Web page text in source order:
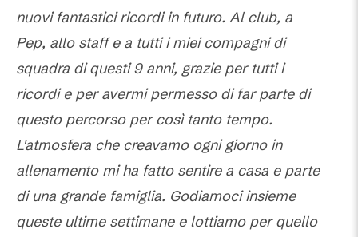
nuovi fantastici ricordi in futuro. Al club, a
Pep, allo staff e a tutti i miei compagni di
squadra di questi 9 anni, grazie per tutti i
ricordi e per avermi permesso di far parte di
questo percorso per così tanto tempo.
L'atmosfera che creavamo ogni giorno in
allenamento mi ha fatto sentire a casa e parte
di una grande famiglia. Godiamoci insieme
queste ultime settimane e lottiamo per quello